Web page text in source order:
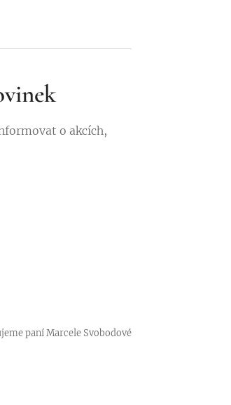
o akcích,
paní Marcele Svobodové